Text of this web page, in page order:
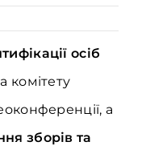
осіб
комітету
а
зборів та